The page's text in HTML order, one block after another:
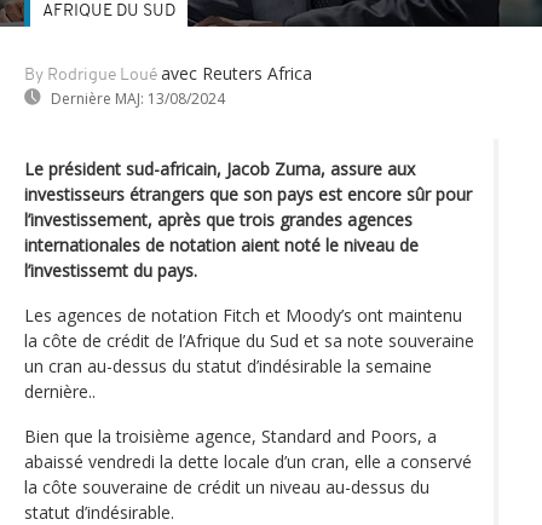
By Rodrigue Loué avec Reuters Africa
Dernière MAJ: 13/08/2024
AFRIQUE DU SUD
Le président sud-africain, Jacob Zuma, assure aux
investisseurs étrangers que son pays est encore sûr pour
l’investissement, après que trois grandes agences
internationales de notation aient noté le niveau de
l’investissemt du pays.
Les agences de notation Fitch et Moody’s ont maintenu
la côte de crédit de l’Afrique du Sud et sa note souveraine
un cran au-dessus du statut d’indésirable la semaine
dernière..
Bien que la troisième agence, Standard and Poors, a
abaissé vendredi la dette locale d’un cran, elle a conservé
la côte souveraine de crédit un niveau au-dessus du
statut d’indésirable.